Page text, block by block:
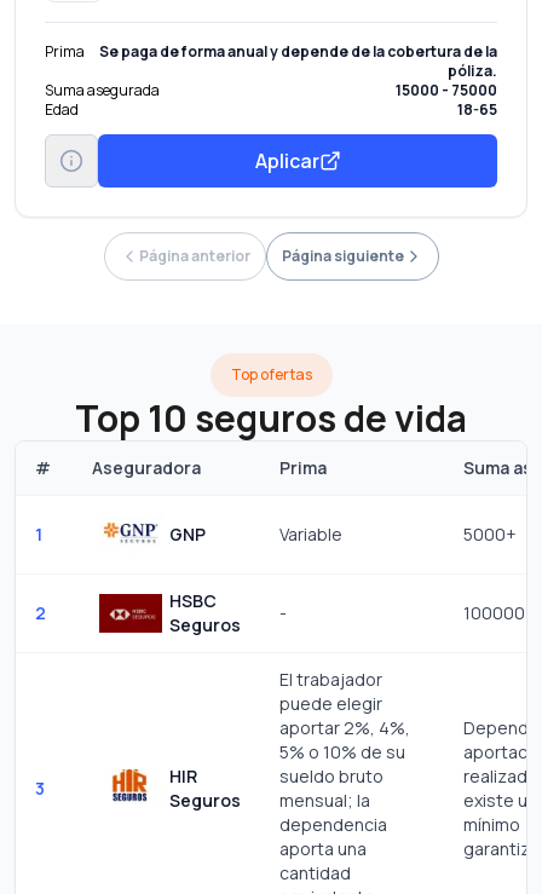
Prima
Se paga de forma anual y depende de la cobertura de la
póliza.
Suma asegurada
15000 - 75000
Edad
18-65
Aplicar
Página anterior Página siguiente
Top ofertas
Top 10 seguros de vida
# Aseguradora Prima Suma
1 GNP Variable 5000+
2
HSBC
Seguros
- 100000 -
3
HIR
Seguros
El trabajador
puede elegir
aportar 2%, 4%,
5% o 10% de su
sueldo bruto
mensual; la
dependencia
aporta una
cantidad
existe
mínimo